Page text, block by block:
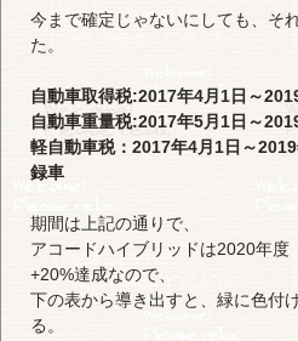
今まで確定じゃないにしても、そ
た。
自動車取得税:2017年4月1日～
自動車重量税:2017年5月1日～
軽自動車税：2017年4月1日～
録車
期間は上記の通りで、
アコードハイブリッドは2020年度
+20%達成なので、
下の表から導き出すと、緑に色付
る。